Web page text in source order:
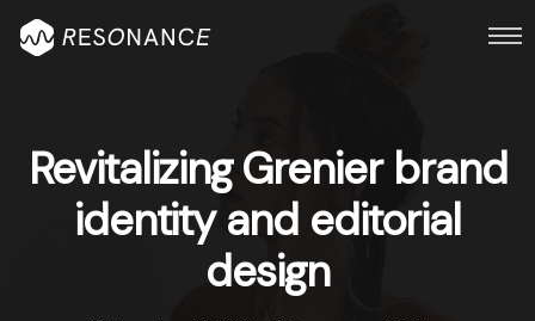
Revitalizing Grenier brand
identity and editorial
design